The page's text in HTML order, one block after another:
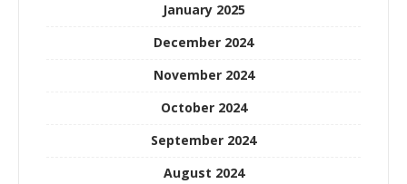
January 2025
December 2024
November 2024
October 2024
September 2024
August 2024